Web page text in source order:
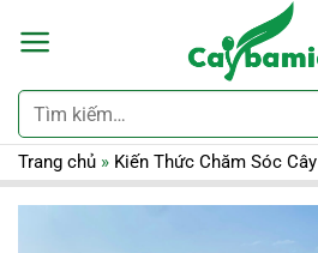
Tìm
kiếm:
Trang chủ » Kiến Thức Chăm Sóc Cây